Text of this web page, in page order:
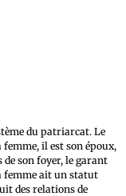
du patriarcat. Le
il est son époux,
de son foyer, le garant
femme ait un statut
des relations de